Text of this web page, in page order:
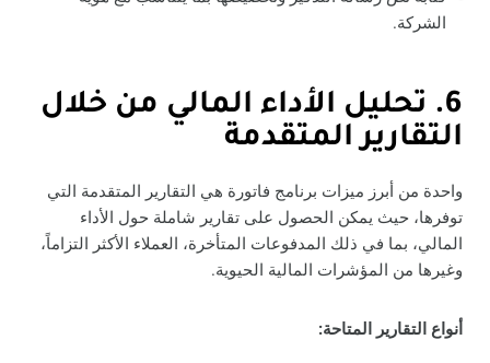
الشركة.
6. تحليل الأداء المالي من خلال
التقارير المتقدمة
واحدة من أبرز ميزات برنامج فاتورة هي التقارير المتقدمة التي
توفرها، حيث يمكن الحصول على تقارير شاملة حول الأداء
المالي، بما في ذلك المدفوعات المتأخرة، العملاء الأكثر التزاماً،
وغيرها من المؤشرات المالية الحيوية.
أنواع التقارير المتاحة: